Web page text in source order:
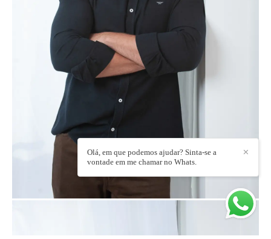
✕
Olá, em que podemos ajudar? Sinta-se a
vontade em me chamar no Whats.